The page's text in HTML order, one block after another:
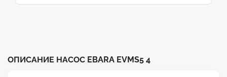
ОПИСАНИЕ НАСОС EBARA EVMS5 4